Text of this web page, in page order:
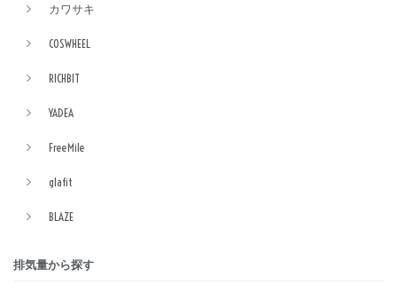
カワサキ
COSWHEEL
RICHBIT
YADEA
FreeMile
glafit
BLAZE
排気量から探す